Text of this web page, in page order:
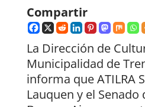
Compartir
La Dirección de
Municipalidad de
informa que ATILRA
Lauquen y el